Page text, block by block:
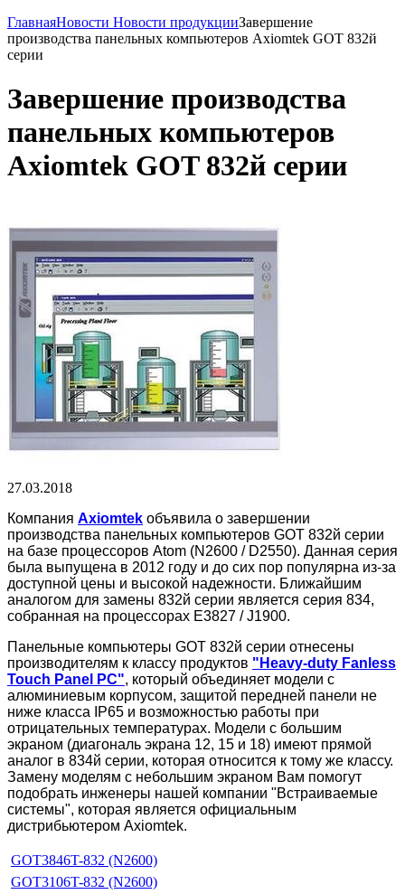
ГлавнаяНовости Новости продукцииЗавершение
производства панельных компьютеров Axiomtek GOT 832й
серии
Завершение производства
панельных компьютеров
Axiomtek GOT 832й серии
27.03.2018
Компания Axiomtek объявила о завершении
производства панельных компьютеров GOT 832й серии
на базе процессоров Atom (N2600 / D2550). Данная серия
была выпущена в 2012 году и до сих пор популярна из-за
доступной цены и высокой надежности. Ближайшим
аналогом для замены 832й серии является серия 834,
собранная на процессорах E3827 / J1900.
Панельные компьютеры GOT 832й серии отнесены
производителям к классу продуктов "Heavy-duty Fanless
Touch Panel PC", который объединяет модели с
алюминиевым корпусом, защитой передней панели не
ниже класса IP65 и возможностью работы при
отрицательных температурах. Модели с большим
экраном (диагональ экрана 12, 15 и 18) имеют прямой
аналог в 834й серии, которая относится к тому же классу.
Замену моделям с небольшим экраном Вам помогут
подобрать инженеры нашей компании "Встраиваемые
системы", которая является официальным
дистрибьютером Axiomtek.
GOT3846T-832 (N2600)
GOT3106T-832 (N2600)